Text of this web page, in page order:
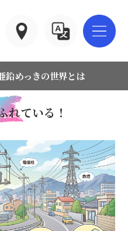
鉛めっきの世界とは
れている！